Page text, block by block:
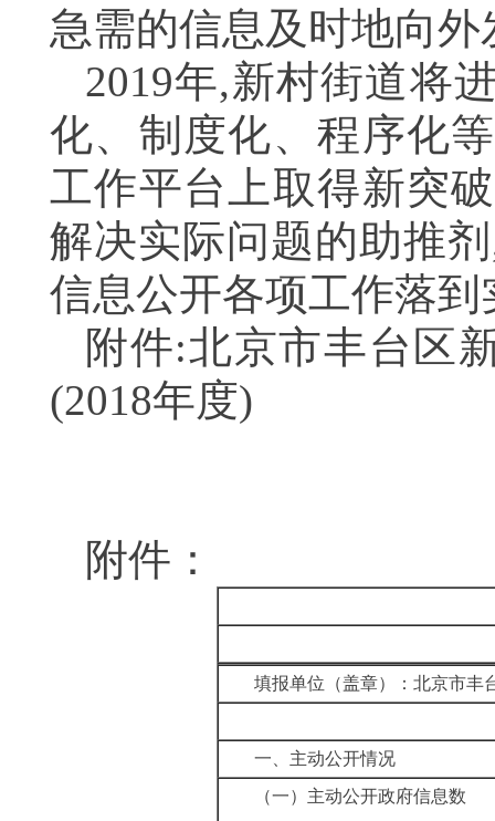
急需的信息及时地向外
2019年,新村街道将
化、制度化、程序化
工作平台上取得新突
解决实际问题的助推
信息公开各项工作落到
附件:北京市丰台区
(2018年度)
附件：
填报单位（盖章）：北京市丰
一、主动公开情况
（一）主动公开政府信息数